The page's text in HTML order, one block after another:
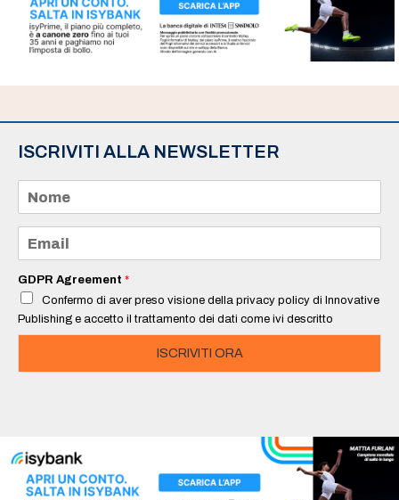
ISCRIVITI ALLA NEWSLETTER
m
e
a
i
*
GDPR Agreement *
Confermo di aver preso visione della privacy policy di Innovative
Publishing e accetto il trattamento dei dati come ivi descritto
ISCRIVITI ORA